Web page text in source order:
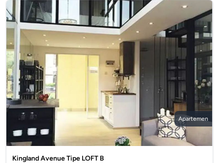
Apartemen
Kingland Avenue Tipe LOFT B